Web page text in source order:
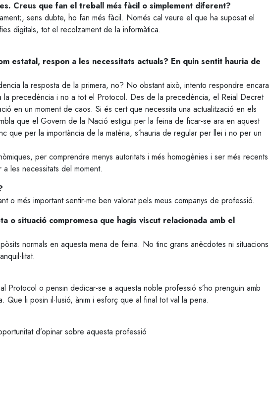
Creus que fan el treball més fàcil o simplement diferent?
sens dubte, ho fan més fàcil. Només cal veure el que ha suposat el
digitals, tot el recolzament de la informàtica.
estatal, respon a les necessitats actuals? En quin sentit hauria de
la resposta de la primera, no? No obstant això, intento respondre encara
la precedència i no a tot el Protocol. Des de la precedència, el Reial Decret
en un moment de caos. Si és cert que necessita una actualització en els
que el Govern de la Nació estigui per la feina de ficar-se ara en aquest
que per la importància de la matèria, s’hauria de regular per llei i no per un
per comprendre menys autoritats i més homogènies i ser més recents
les necessitats del moment.
o més important sentir-me ben valorat pels meus companys de professió.
o situació compromesa que hagis viscut relacionada amb el
normals en aquesta mena de feina. No tinc grans anècdotes ni situacions
Protocol o pensin dedicar-se a aquesta noble professió s’ho prenguin amb
Que li posin il·lusió, ànim i esforç que al final tot val la pena.
d’opinar sobre aquesta professió